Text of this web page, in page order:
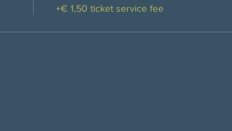
+€ 1,50 ticket service fee